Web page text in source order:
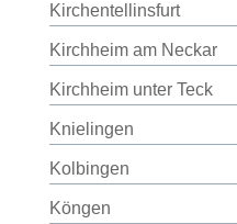
Kirchentellinsfurt
Kirchheim am Neckar
Kirchheim unter Teck
Knielingen
Kolbingen
Köngen